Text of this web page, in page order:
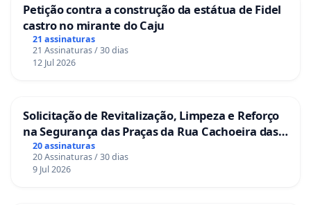
Petição contra a construção da estátua de Fidel
castro no mirante do Caju
21 assinaturas
21 Assinaturas / 30 dias
12 Jul 2026
Solicitação de Revitalização, Limpeza e Reforço
na Segurança das Praças da Rua Cachoeira das
Sete Ilhas
20 assinaturas
20 Assinaturas / 30 dias
9 Jul 2026